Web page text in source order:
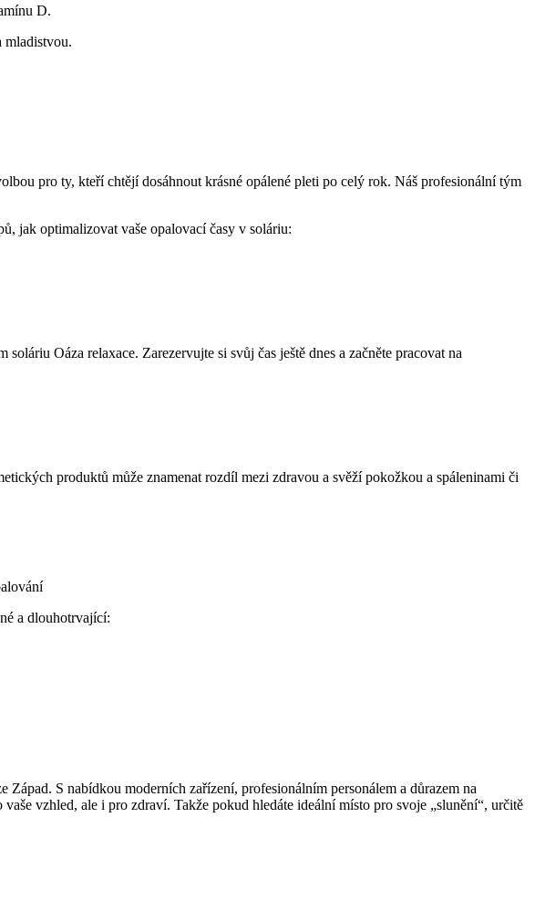
D.
mladistvou.
⁣pro ty, kteří chtějí dosáhnout krásné ‍opálené pleti ⁤po​ celý rok. Náš profesionální tým⁤
jak optimalizovat vaše opalovací ‌časy v soláriu:
Oáza relaxace. Zarezervujte si svůj ‌čas ještě dnes a začněte pracovat na
produktů může znamenat rozdíl mezi zdravou a svěží pokožkou a spáleninami či
a dlouhotrvající:
S nabídkou moderních zařízení, profesionálním personálem a důrazem na⁤
vzhled, ale i pro zdraví. ⁤Takže pokud hledáte ideální místo pro svoje „slunění“, určitě